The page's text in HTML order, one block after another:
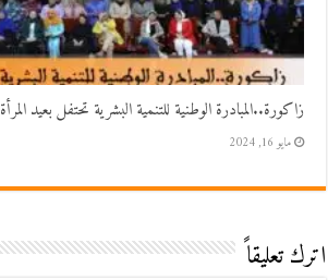
زاكورة..المبادرة الوطنية للتنمية البشرية تحتفل بعيد المرأة
مايو 16, 2024
اترك تعليقاً